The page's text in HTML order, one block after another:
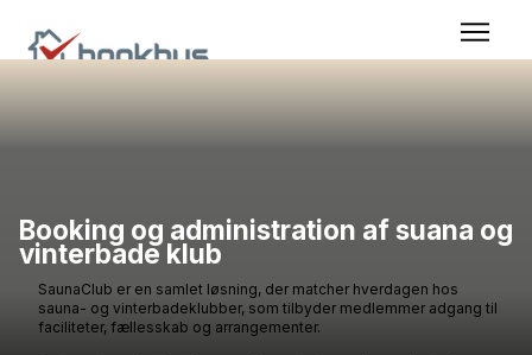
Booking og administration af suana og
vinterbade klub
SaunaClub er en samlet løsning, der matcher hverdagen hos
sauna- og vinterbadeklubber, som tilbyder medlemmer adgang til
faciliteter, fællesskab og arrangementer.